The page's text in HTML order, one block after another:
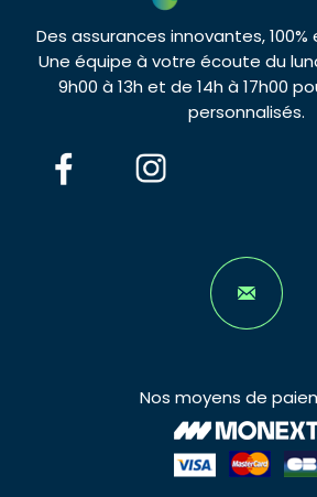
Des assurances innovantes, 100%
Une équipe à votre écoute du
9h00 à 13h et de 14h à 17h00
personnalisés.
Nos moyens de